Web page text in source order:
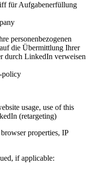
für Aufgabenerfüllung
personenbezogenen
die Übermittlung Ihrer
durch LinkedIn verweisen
policy
usage, use of this
(retargeting)
properties, IP
if applicable: